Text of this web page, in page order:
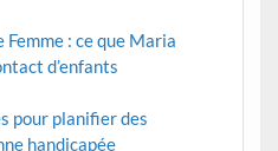
: ce que Maria
d’enfants
pour planifier des
handicapée